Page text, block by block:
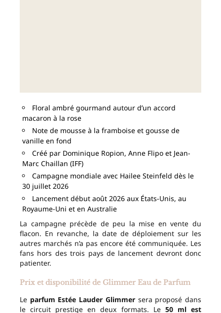
Floral ambré gourmand autour d’un accord
macaron à la rose
Note de mousse à la framboise et gousse de
vanille en fond
Créé par Dominique Ropion, Anne Flipo et Jean-
Marc Chaillan (IFF)
Campagne mondiale avec Hailee Steinfeld dès le
30 juillet 2026
Lancement début août 2026 aux États-Unis, au
Royaume-Uni et en Australie
La campagne précède de peu la mise en vente du
flacon. En revanche, la date de déploiement sur les
autres marchés n’a pas encore été communiquée. Les
fans hors des trois pays de lancement devront donc
patienter.
Prix et disponibilité de Glimmer Eau de Parfum
Le parfum Estée Lauder Glimmersera proposé dans
le circuit prestige en deux formats. Le 50 ml est